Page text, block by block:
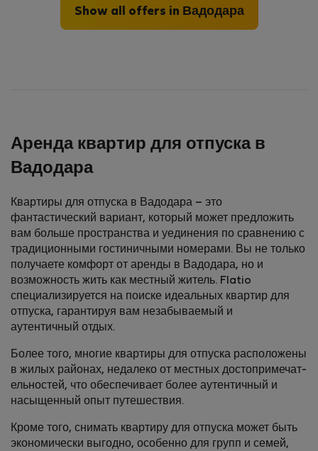
Show all offers in Вадодара
Аренда квартир для отпуска в
Вадодара
Квартиры для отпуска в Вадодара – это
фантастический вариант, который может предложить
вам больше пространства и уединения по сравнению с
традиционными гостиничными номерами. Вы не только
получаете комфорт от аренды в Вадодара, но и
возможность жить как местный житель. Flatio
специализируется на поиске идеальных квартир для
отпуска, гарантируя вам незабываемый и
аутентичный отдых.
Более того, многие квартиры для отпуска расположены
в жилых районах, недалеко от местных достопримечат­
ельностей, что обеспечивает более аутентичный и
насыщенный опыт путешествия.
Кроме того, снимать квартиру для отпуска может быть
экономически выгодно, особенно для групп и семей,